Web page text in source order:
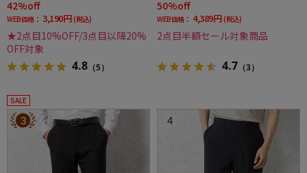
42%off
WEB価格： 3,190円 (税込)
★2点目10%OFF/3点目以降20%
OFF対象
4.8 （5）
50%off
WEB価格： 4,389円 (税込)
2点目半額セール対象商品
4.7 （3）
SALE
3 4